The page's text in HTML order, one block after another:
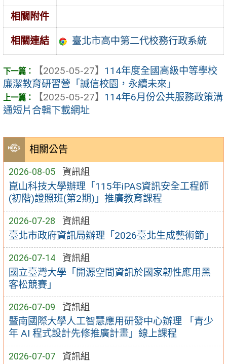
相關公告
2026-08-05 資訊組
崑山科技大學辦理「115年iPAS資訊安全工程師
(初階)證照班(第2期)」推廣教育課程
2026-07-28 資訊組
臺北市政府資訊局辦理「2026臺北生成藝術節」
2026-07-14 資訊組
國立臺灣大學「開源空間資訊於國家韌性應用黑
客松競賽」
2026-07-09 資訊組
暨南國際大學人工智慧應用研發中心辦理 「青少
年 AI 程式設計先修推廣計畫」線上課程
2026-07-07 資訊組
相關附件
相關連結 臺北市高中第二代校務行政系統
【2025-05-27】 114年度全國高級中等學校
廉潔教育研習營「誠信校園，永續未來」
【2025-05-27】 114年6月份公共服務政策溝
通短片合輯下載網址